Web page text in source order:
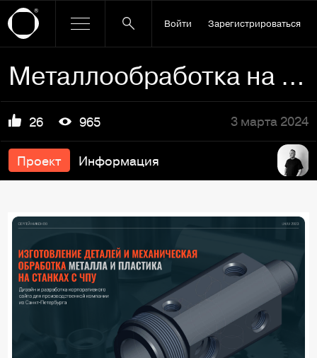
Войти Зарегистрироваться
Металлообработка на станках с ЧПУ | Корпоративный сайт
26 965 3 марта 2024
Проект Информация